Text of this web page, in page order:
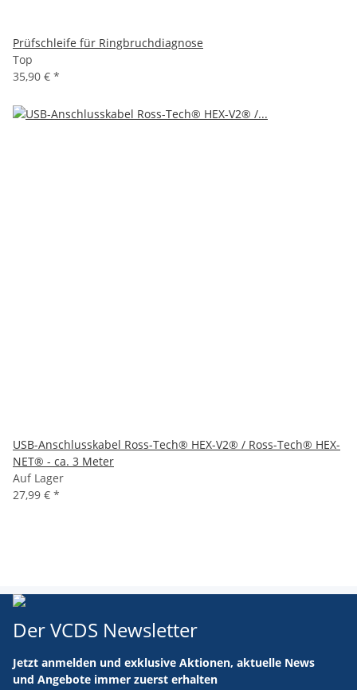
Prüfschleife für Ringbruchdiagnose
Top
35,90 € *
USB-Anschlusskabel Ross-Tech® HEX-V2® / Ross-Tech® HEX-
NET® - ca. 3 Meter
Auf Lager
27,99 € *
Der VCDS Newsletter
Jetzt anmelden und exklusive Aktionen, aktuelle News
und Angebote immer zuerst erhalten